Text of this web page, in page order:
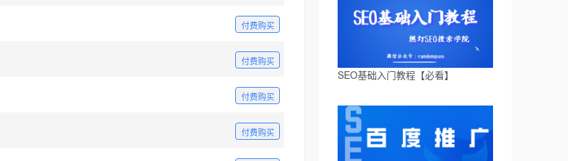
付费购买
付费购买
付费购买
付费购买
SEO基础入门教程【必看】